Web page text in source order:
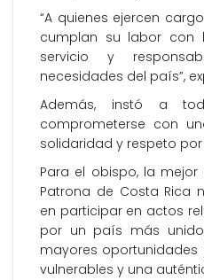
“A quienes ejercen
cumplan su labor con
servicio y
necesidades del país”,
Además, instó a
comprometerse con
solidaridad y respeto por
Para el obispo, la
Patrona de Costa Rica
en participar en actos
por un país más
mayores
vulnerables y una